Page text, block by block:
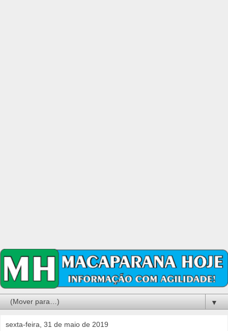
▼
sexta-feira, 31 de maio de 2019